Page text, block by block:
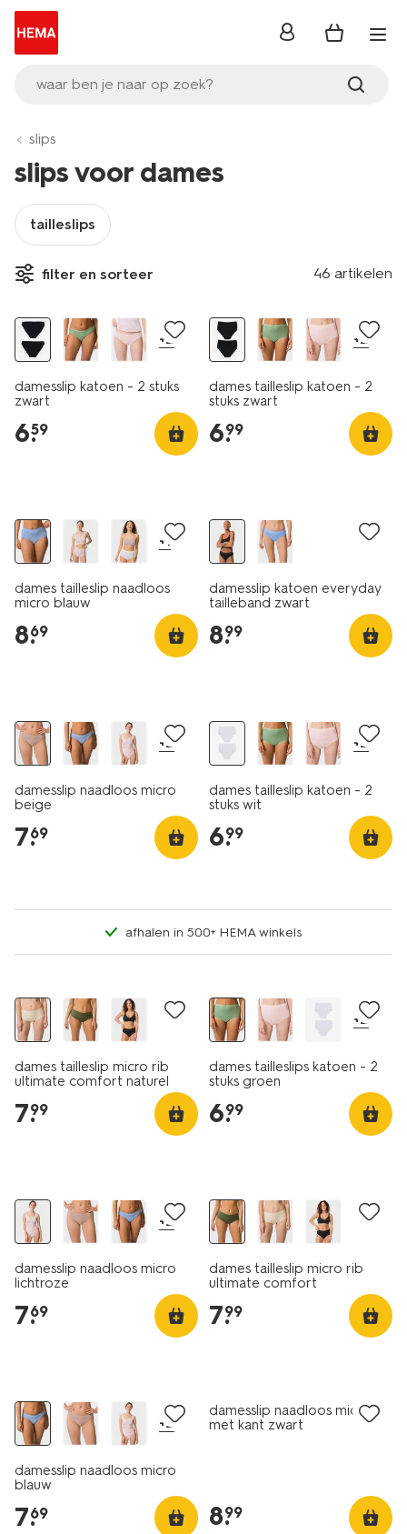
waar ben je naar op zoek?
inloggen
slips
slips voor dames
tailleslips
filter en sorteer 46 artikelen
2 stuks
+2
damesslip katoen - 2 stuks
zwart
6.
59
+2
dames tailleslip katoen - 2
stuks zwart
6.
99
+1
dames tailleslip naadloos
micro blauw
8.
69
damesslip katoen everyday
tailleband zwart
8.
99
+2
damesslip naadloos micro
beige
7.
69
+2
dames tailleslip katoen - 2
stuks wit
6.
99
afhalen in 500+ HEMA winkels
dames tailleslip micro rib
ultimate comfort naturel
7.
99
+2
dames tailleslips katoen - 2
stuks groen
6.
99
+2
damesslip naadloos micro
lichtroze
7.
69
dames tailleslip micro rib
ultimate comfort
7.
99
+2
damesslip naadloos micro
blauw
7.
69
damesslip naadloos micro
met kant zwart
8.
99